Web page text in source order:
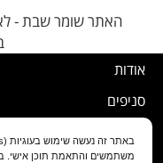
האתר שומר שבת -
אודות
סניפים
משתמשים והתאמת תוכן אישי.